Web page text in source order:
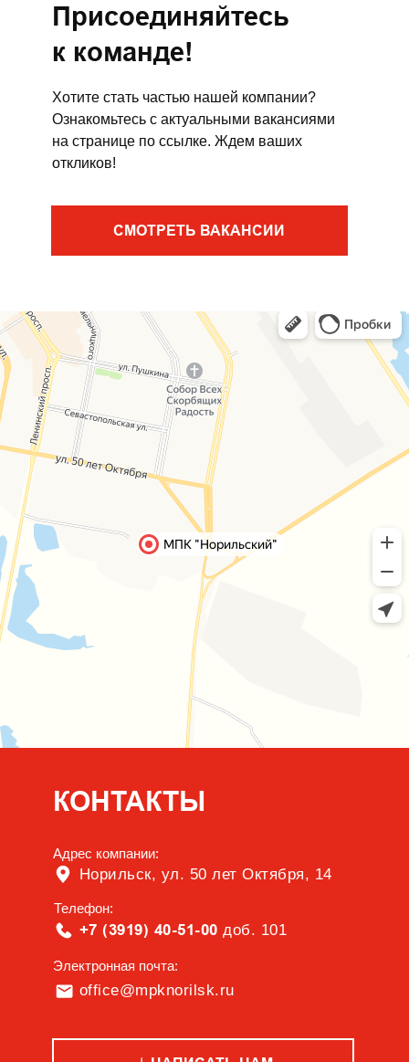
Присоединяйтесь
к команде!
СМОТРЕТЬ ВАКАНСИИ
Хотите стать частью нашей компании?
Ознакомьтесь с актуальными вакансиями
на странице по ссылке. Ждем ваших
откликов!
Норильск, ул. 50 лет Октября, 14
office@mpknorilsk.ru
+7 (3919) 40-51-00 доб. 101
КОНТАКТЫ
Электронная почта:
Телефон:
Адрес компании: